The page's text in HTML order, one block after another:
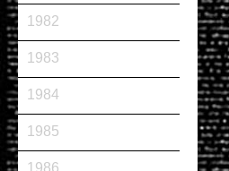
1982
1983
1984
1985
1986